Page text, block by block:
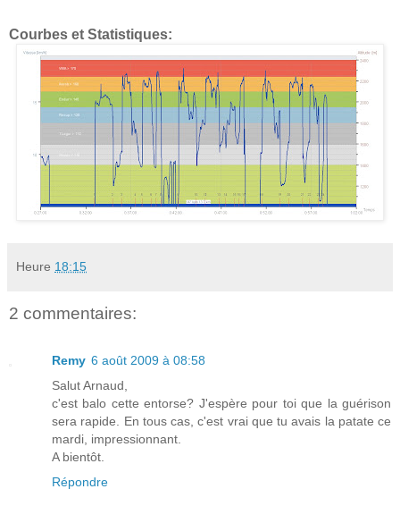
Courbes et Statistiques:
Heure 18:15
2 commentaires:
Remy 6 août 2009 à 08:58
Salut Arnaud,
c'est balo cette entorse? J'espère pour toi que la guérison
sera rapide. En tous cas, c'est vrai que tu avais la patate ce
mardi, impressionnant.
A bientôt.
Répondre